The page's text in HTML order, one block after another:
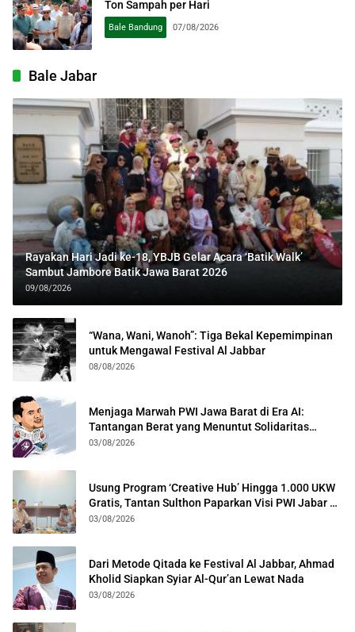
Ton Sampah per Hari
Bale Bandung 07/08/2026
Bale Jabar
Rayakan Hari Jadi ke-18, YBJB Gelar Acara ‘Batik Walk’
Sambut Jambore Batik Jawa Barat 2026
09/08/2026
“Wana, Wani, Wanoh”: Tiga Bekal Kepemimpinan
untuk Mengawal Festival Al Jabbar
08/08/2026
Menjaga Marwah PWI Jawa Barat di Era AI:
Tantangan Berat yang Menuntut Solidaritas
Lintas Generasi
03/08/2026
Usung Program ‘Creative Hub’ Hingga 1.000 UKW
Gratis, Tantan Sulthon Paparkan Visi PWI Jabar di
Kota Bogor
03/08/2026
Dari Metode Qitada ke Festival Al Jabbar, Ahmad
Kholid Siapkan Syiar Al-Qur’an Lewat Nada
03/08/2026